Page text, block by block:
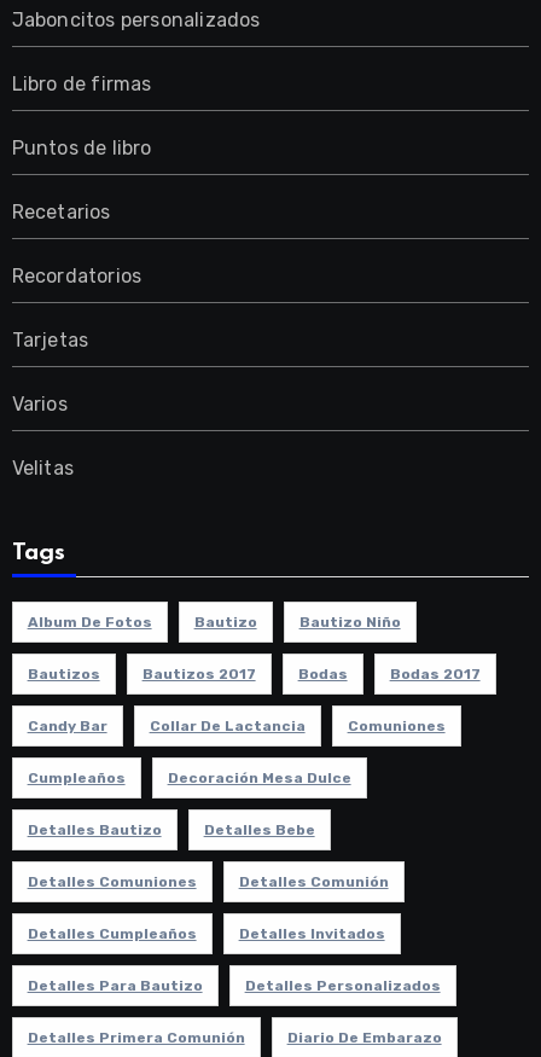
Jaboncitos personalizados
Libro de firmas
Puntos de libro
Recetarios
Recordatorios
Tarjetas
Varios
Velitas
Tags
Album De Fotos Bautizo Bautizo Niño
Bautizos Bautizos 2017 Bodas Bodas 2017
Candy Bar Collar De Lactancia Comuniones
Cumpleaños Decoración Mesa Dulce
Detalles Bautizo Detalles Bebe
Detalles Comuniones Detalles Comunión
Detalles Cumpleaños Detalles Invitados
Detalles Para Bautizo Detalles Personalizados
Detalles Primera Comunión Diario De Embarazo